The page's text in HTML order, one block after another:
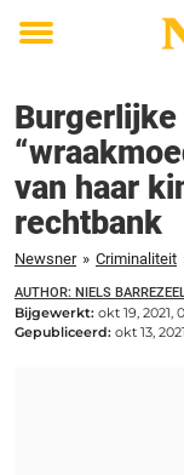
Toggle
van haar
rechtbank
Newsner » Criminaliteit
AUTHOR: NIELS
Bijgewerkt: okt 19, 2021,
Gepubliceerd: okt 13,